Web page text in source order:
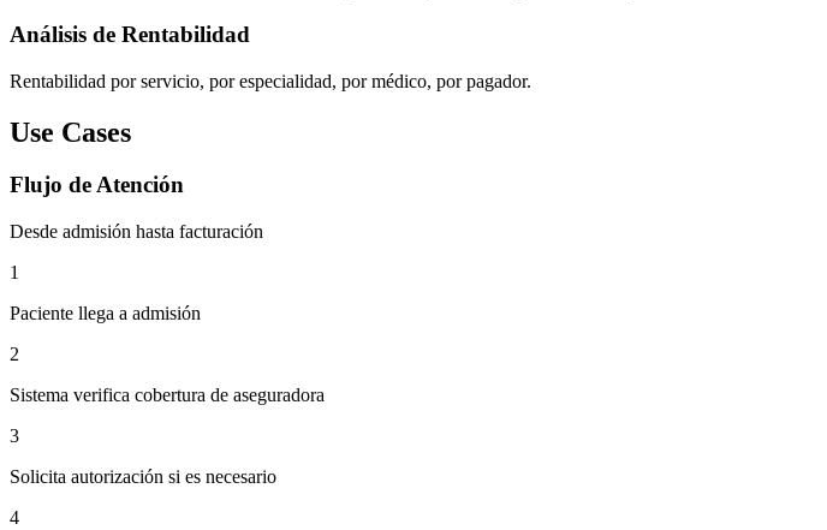
Análisis de Rentabilidad
Rentabilidad por servicio, por especialidad, por médico, por pagador.
Use Cases
Flujo de Atención
Desde admisión hasta facturación
1
Paciente llega a admisión
2
Sistema verifica cobertura de aseguradora
3
Solicita autorización si es necesario
4